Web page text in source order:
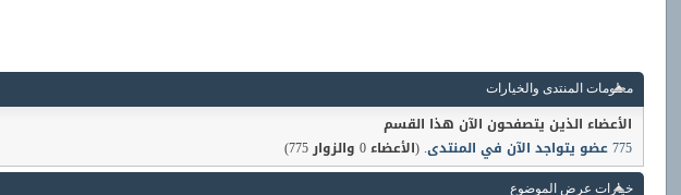
معلومات المنتدى والخيارات
الأعضاء الذين يتصفحون الآن هذا القسم
775 عضو يتواجد الآن في المنتدى
. (الأعضاء 0 والزوار 775)
خيارات عرض الموضوع